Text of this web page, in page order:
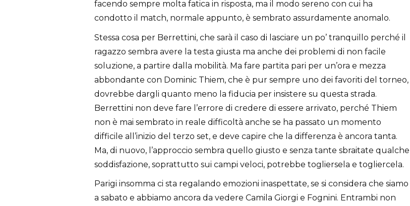
facendo sempre molta fatica in risposta, ma il modo sereno con cui ha
condotto il match, normale appunto, è sembrato assurdamente anomalo.
Stessa cosa per Berrettini, che sarà il caso di lasciare un po’ tranquillo perché il
ragazzo sembra avere la testa giusta ma anche dei problemi di non facile
soluzione, a partire dalla mobilità. Ma fare partita pari per un’ora e mezza
abbondante con Dominic Thiem, che è pur sempre uno dei favoriti del torneo,
dovrebbe dargli quanto meno la fiducia per insistere su questa strada.
Berrettini non deve fare l’errore di credere di essere arrivato, perché Thiem
non è mai sembrato in reale difficoltà anche se ha passato un momento
difficile all’inizio del terzo set, e deve capire che la differenza è ancora tanta.
Ma, di nuovo, l’approccio sembra quello giusto e senza tante sbraitate qualche
soddisfazione, soprattutto sui campi veloci, potrebbe togliersela e togliercela.
Parigi insomma ci sta regalando emozioni inaspettate, se si considera che siamo
a sabato e abbiamo ancora da vedere Camila Giorgi e Fognini. Entrambi non